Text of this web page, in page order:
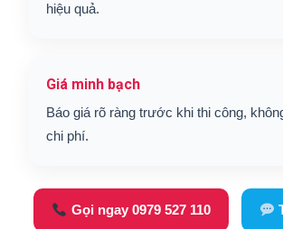
hiệu quả.
Giá minh bạch
Báo giá rõ ràng trước khi thi công,
chi phí.
Gọi ngay 0979 527 110